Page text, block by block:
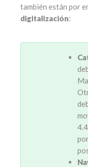
también están por
digitalización: